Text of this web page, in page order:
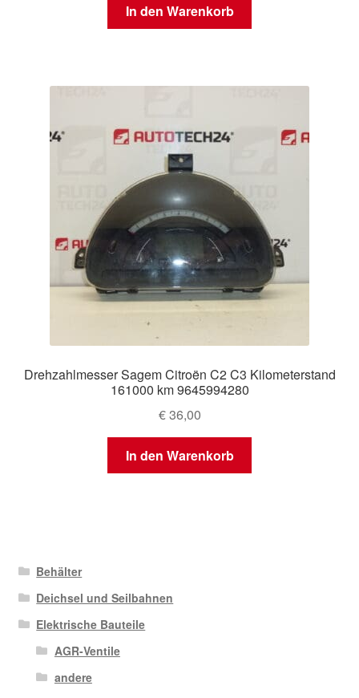
In den Warenkorb
Drehzahlmesser Sagem Citroën C2 C3 Kilometerstand
161000 km 9645994280
€36,00
In den Warenkorb
Behälter
Deichsel und Seilbahnen
Elektrische Bauteile
AGR-Ventile
andere